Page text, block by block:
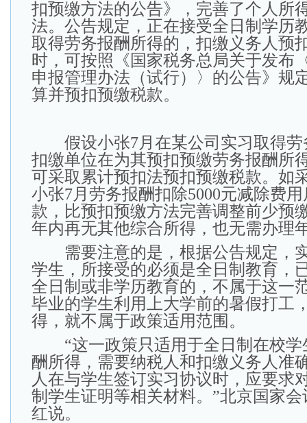
扣预缴方法的公告》，完善了个人所
法。公告规定，正在接受全日制学历
取得劳务报酬所得的，扣缴义务人预
时，可按照《国家税务总局关于发布
申报管理办法（试行）〉的公告》规
算并预扣预缴税款。
假设小张7月在某公司实习取得劳
扣缴单位在为其预扣预缴劳务报酬所
可采取累计预扣法预扣预缴税款。如
小张7月劳务报酬扣除5000元减除费
款，比预扣预缴方法完善调整前少预
年内再无其他综合所得，也无需办理
需要注意的是，根据公告规定，
学生，所接受的必须是全日制教育，
全日制或非学历教育的，不属于这一
毕业的学生利用上大学前的暑假打工
得，就不属于政策适用范围。
“这一政策只适用于全日制在校学
酬所得，需要纳税人和扣缴义务人准
人在与学生签订实习协议时，应要求
制学生证明等相关材料。”北京国家
红说。